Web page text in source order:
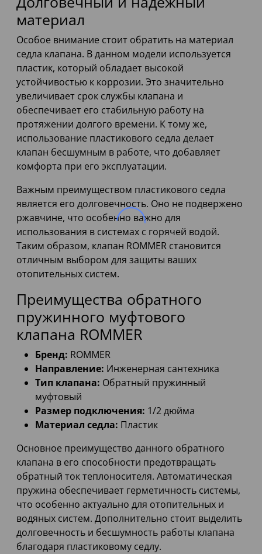
материал
Особое внимание стоит обратить на материал
седла клапана. В данном модели используется
пластик, который обладает высокой
устойчивостью к коррозии. Это значительно
увеличивает срок службы клапана и
обеспечивает его стабильную работу на
протяжении долгого времени. К тому же,
использование пластикового седла делает
клапан бесшумным в работе, что добавляет
комфорта при его эксплуатации.
Важным преимуществом пластикового седла
является его долговечность. Оно не подвержено
ржавчине, что особенно важно для
использования в системах с горячей водой.
Таким образом, клапан ROMMER становится
отличным выбором для защиты ваших
отопительных систем.
Преимущества обратного
пружинного муфтового
клапана ROMMER
Бренд: ROMMER
Направление: Инженерная сантехника
Тип клапана: Обратный пружинный
муфтовый
Размер подключения: 1/2 дюйма
Материал седла: Пластик
Основное преимущество данного обратного
клапана в его способности предотвращать
обратный ток теплоносителя. Автоматическая
пружина обеспечивает герметичность системы,
что особенно актуально для отопительных и
водяных систем. Дополнительно стоит выделить
долговечность и бесшумность работы клапана
благодаря пластиковому седлу.